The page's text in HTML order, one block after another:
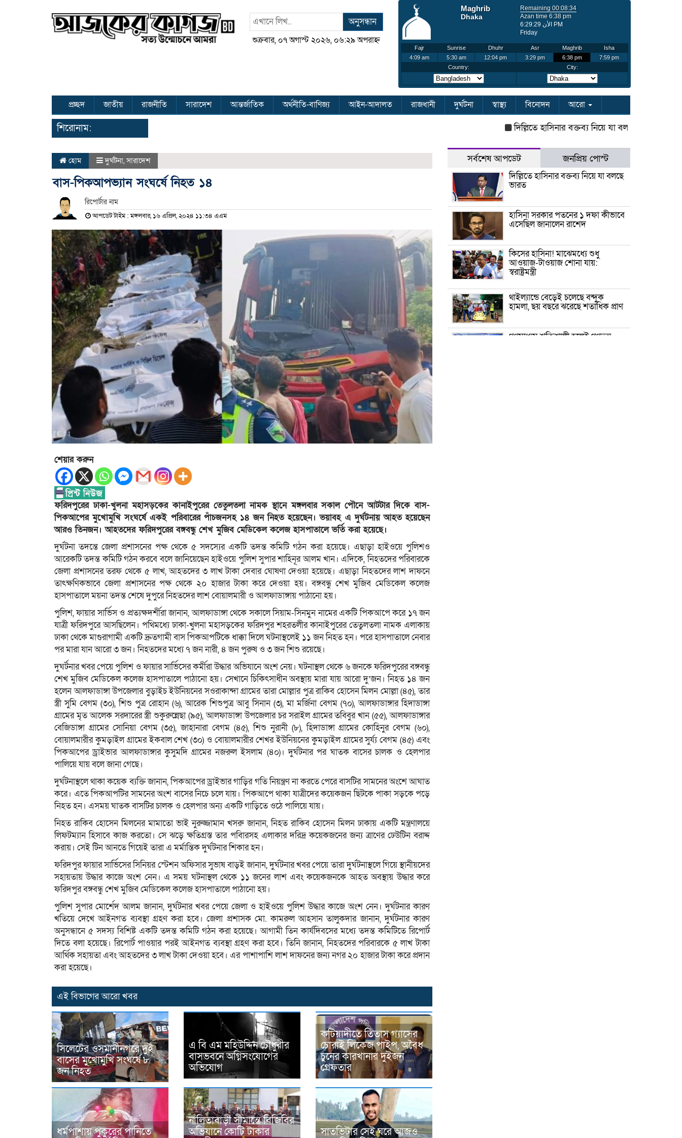
অনুসন্ধান
শুক্রবার, ০৭ অগাস্ট ২০২৬, ০৬:২৯ অপরাহ্ন
প্রচ্ছদ জাতীয় রাজনীতি সারাদেশ আন্তর্জাতিক অর্থনীতি-বাণিজ্য আইন-আদালত রাজধানী দুর্ঘটনা স্বাস্থ্য বিনোদন আরো
শিরোনাম: দিল্লিতে হাসিনার বক্তব্য নিয়ে যা বলছে ভারত
হোম দুর্ঘটনা,সারাদেশ
বাস-পিকআপভ্যান সংঘর্ষে নিহত ১৪
রিপোর্টার নাম
আপডেট টাইম : মঙ্গলবার, ১৬ এপ্রিল, ২০২৪ ১১:৩৪ এএম
শেয়ার করুন
ফরিদপুরের ঢাকা-খুলনা মহাসড়কের কানাইপুরের তেতুলতলা নামক স্থানে মঙ্গলবার সকাল পৌনে আটটার দিকে বাস-
পিকআপের মুখোমুখি সংঘর্ষে একই পরিবারের পাঁচজনসহ ১৪ জন নিহত হয়েছেন। ভয়াবহ এ দুর্ঘটনায় আহত হয়েছেন
আরও তিনজন। আহতদের ফরিদপুরের বঙ্গবন্ধু শেখ মুজিব মেডিকেল কলেজ হাসপাতালে ভর্তি করা হয়েছে।
দুর্ঘটনা তদন্তে জেলা প্রশাসনের পক্ষ থেকে ৫ সদস্যের একটি তদন্ত কমিটি গঠন করা হয়েছে। এছাড়া হাইওয়ে পুলিশও
আরেকটি তদন্ত কমিটি গঠন করবে বলে জানিয়েছেন হাইওয়ে পুলিশ সুপার শাহিনূর আলম খান। এদিকে, নিহতদের পরিবারকে
জেলা প্রশাসনের তরফ থেকে ৫ লাখ, আহতদের ৩ লাখ টাকা দেবার ঘোষণা দেওয়া হয়েছে। এছাড়া নিহতদের লাশ দাফনে
তাৎক্ষণিকভাবে জেলা প্রশাসনের পক্ষ থেকে ২০ হাজার টাকা করে দেওয়া হয়। বঙ্গবন্ধু শেখ মুজিব মেডিকেল কলেজ
হাসপাতালে ময়না তদন্ত শেষে দুপুরে নিহতদের লাশ বোয়ালমারী ও আলফাডাঙ্গায় পাঠানো হয়।
পুলিশ, ফায়ার সার্ভিস ও প্রত্যক্ষদর্শীরা জানান, আলফাডাঙ্গা থেকে সকালে সিয়াম-সিনমুন নামের একটি পিকআপে করে ১৭ জন
যাত্রী ফরিদপুরে আসছিলেন। পথিমধ্যে ঢাকা-খুলনা মহাসড়কের ফরিদপুর শহরতলীর কানাইপুরের তেতুলতলা নামক এলাকায়
ঢাকা থেকে মাগুরাগামী একটি দ্রুতগামী বাস পিকআপটিকে ধাক্কা দিলে ঘটনাস্থলেই ১১ জন নিহত হন। পরে হাসপাতালে নেবার
পর মারা যান আরো ৩ জন। নিহতদের মধ্যে ৭ জন নারী, ৪ জন পুরুষ ও ৩ জন শিশু রয়েছে।
দুঘর্টনার খবর পেয়ে পুলিশ ও ফায়ার সার্ভিসের কর্মীরা উদ্ধার অভিযানে অংশ নেয়। ঘটনাস্থল থেকে ৬ জনকে ফরিদপুরের বঙ্গবন্ধু
শেখ মুজিব মেডিকেল কলেজ হাসপাতালে পাঠানো হয়। সেখানে চিকিৎসাধীন অবস্থায় মারা যায় আরো দু’জন। নিহত ১৪ জন
হলেন আলফাডাঙ্গা উপজেলার বুড়াইচ ইউনিয়নের সওরাকান্দা গ্রামের তারা মোল্লার পুত্র রাকিব হোসেন মিলন মোল্লা (৪৫), তার
স্ত্রী সুমি বেগম (৩০), শিশু পুত্র রোহান (৬), আরেক শিশুপুত্র আবু সিনান (৩), মা মর্জিনা বেগম (৭০), আলফাডাঙ্গার হিদাডাঙ্গা
গ্রামের মৃত আলেক সরদারের স্ত্রী শুকুরুন্নেছা (৯৫), আলফাডাঙ্গা উপজেলার চর সরাইল গ্রামের তবিবুর খান (৫৫), আলফাডাঙ্গার
বেজিডাঙ্গা গ্রামের সোনিয়া বেগম (৩৫), জাহানারা বেগম (৪৫), শিশু নুরানী (৮), হিদাডাঙ্গা গ্রামের কোহিনুর বেগম (৬০),
বোয়ালমারীর কুমড়াইল গ্রামের ইকবাল শেখ (৩০) ও বোয়ালমারীর শেখর ইউনিয়নের কুমড়াইল গ্রামের সুর্য্য বেগম (৪৫) এবং
পিকআপের ড্রাইভার আলফাডাঙ্গার কুসুমদি গ্রামের নজরুল ইসলাম (৪০)। দুর্ঘটনার পর ঘাতক বাসের চালক ও হেলপার
পালিয়ে যায় বলে জানা গেছে।
দুর্ঘটনাস্থলে থাকা কয়েক ব্যক্তি জানান, পিকআপের ড্রাইভার গাড়ির গতি নিয়ন্ত্রণ না করতে পেরে বাসটির সামনের অংশে আঘাত
করে। এতে পিকআপটির সামনের অংশ বাসের নিচে চলে যায়। পিকআপে থাকা যাত্রীদের কয়েকজন ছিটকে পাকা সড়কে পড়ে
নিহত হন। এসময় ঘাতক বাসটির চালক ও হেলপার অন্য একটি গাড়িতে ওঠে পালিয়ে যায়।
নিহত রাকিব হোসেন মিলনের মামাতো ভাই নুরুজ্জামান খসরু জানান, নিহত রাকিব হোসেন মিলন ঢাকায় একটি মন্ত্রণালয়ে
লিফটম্যান হিসাবে কাজ করতো। সে ঝড়ে ক্ষতিগ্রস্ত তার পবিারসহ এলাকার দরিদ্র কয়েকজনের জন্য ত্রাণের ঢেউটিন বরাদ্দ
করায়। সেই টিন আনতে গিয়েই তারা এ মর্মান্তিক দুর্ঘটনার শিকার হন।
ফরিদপুর ফায়ার সার্ভিসের সিনিয়র স্টেশন অফিসার সুভাষ বাড়ই জানান, দুর্ঘটনার খবর পেয়ে তারা দুর্ঘটনাস্থলে গিয়ে স্থানীয়দের
সহায়তায় উদ্ধার কাজে অংশ নেন। এ সময় ঘটনাস্থল থেকে ১১ জনের লাশ এবং কয়েকজনকে আহত অবস্থায় উদ্ধার করে
ফরিদপুর বঙ্গবন্ধু শেখ মুজিব মেডিকেল কলেজ হাসপাতালে পাঠানো হয়।
পুলিশ সুপার মোর্শেদ আলম জানান, দুর্ঘটনার খবর পেয়ে জেলা ও হাইওয়ে পুলিশ উদ্ধার কাজে অংশ নেন। দুর্ঘটনার কারণ
খতিয়ে দেখে আইনগত ব্যবস্থা গ্রহণ করা হবে। জেলা প্রশাসক মো. কামরুল আহসান তালুকদার জানান, দুর্ঘটনার কারণ
অনুসন্ধানে ৫ সদস্য বিশিষ্ট একটি তদন্ত কমিটি গঠন করা হয়েছে। আগামী তিন কার্যদিবসের মধ্যে তদন্ত কমিটিতে রিপোর্ট
দিতে বলা হয়েছে। রিপোর্ট পাওয়ার পরই আইনগত ব্যবস্থা গ্রহণ করা হবে। তিনি জানান, নিহতদের পরিবারকে ৫ লাখ টাকা
আর্থিক সহায়তা এবং আহতদের ৩ লাখ টাকা দেওয়া হবে। এর পাশাপাশি লাশ দাফনের জন্য নগর ২০ হাজার টাকা করে প্রদান
করা হয়েছে।
এই বিভাগের আরো খবর
সিলেটের ওসমানীনগরে দুই
বাসের মুখোমুখি সংঘর্ষে ৮
জন নিহত
এ বি এম মহিউদ্দিন চৌধুরীর
বাসভবনে অগ্নিসংযোগের
অভিযোগ
কটিয়াদীতে তিতাস গ্যাসের
চোরাই লিকেজ পাইপ, অবৈধ
চুনের কারখানার দুইজন
গ্রেফতার
ধর্মপাশায় পুকুরের পানিতে
নালিতাবাড়ী সীমান্তে বিজিবির
অভিযানে কোটি টাকার
সাতভিটার সেই ঘরে আজও
সর্বশেষ আপডেট জনপ্রিয় পোস্ট
দিল্লিতে হাসিনার বক্তব্য নিয়ে যা বলছে
ভারত
হাসিনা সরকার পতনের ১ দফা কীভাবে
এসেছিল জানালেন রাশেদ
কিসের হাসিনা! মাঝেমধ্যে শুধু
আওয়াজ-টাওয়াজ শোনা যায়:
স্বরাষ্ট্রমন্ত্রী
থাইল্যান্ডে বেড়েই চলেছে বন্দুক
হামলা, ছয় বছরে ঝরেছে শতাধিক প্রাণ
গণমাধ্যম শক্তিশালী হলেই গণতন্ত্র